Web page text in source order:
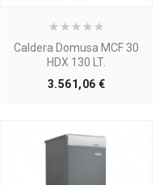
Caldera Domusa MCF 30
HDX 130 LT.
3.561,06 €Precio